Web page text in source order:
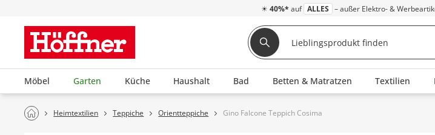
☀ 40%* auf ALLES – außer Elektro- &
Möbel Garten Küche Haushalt Bad Betten & Matratzen Textilien
Heimtextilien Teppiche Orientteppiche Gino Falcone Teppich Cosima